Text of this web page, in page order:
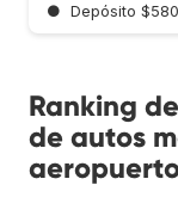
● Depósito
Ranking
de autos